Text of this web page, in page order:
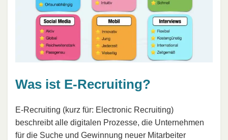
Was ist E-Recruiting?
E-Recruiting (kurz für: Electronic Recruiting)
beschreibt alle digitalen Prozesse, die Unternehmen
für die Suche und Gewinnung neuer Mitarbeiter